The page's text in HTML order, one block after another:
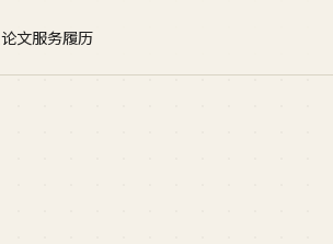
论文服务履历